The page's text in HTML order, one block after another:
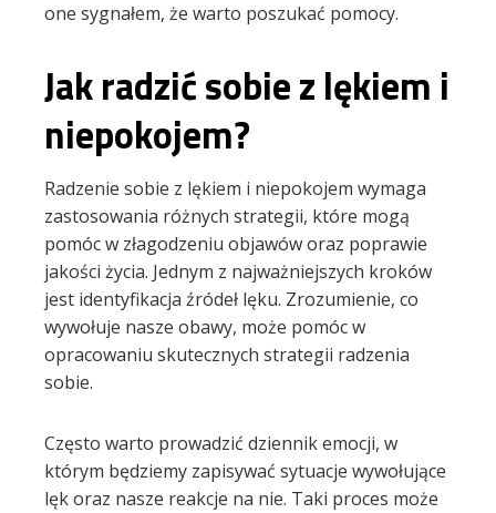
one sygnałem, że warto poszukać pomocy.
Jak radzić sobie z lękiem i
niepokojem?
Radzenie sobie z lękiem i niepokojem wymaga
zastosowania różnych strategii, które mogą
pomóc w złagodzeniu objawów oraz poprawie
jakości życia. Jednym z najważniejszych kroków
jest identyfikacja źródeł lęku. Zrozumienie, co
wywołuje nasze obawy, może pomóc w
opracowaniu skutecznych strategii radzenia
sobie.
Często warto prowadzić dziennik emocji, w
którym będziemy zapisywać sytuacje wywołujące
lęk oraz nasze reakcje na nie. Taki proces może